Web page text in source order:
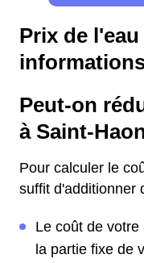
Prix de
Peut-on
à Saint-
Pour calculer le
suffit d'additionner
Le coût de
la partie fixe de